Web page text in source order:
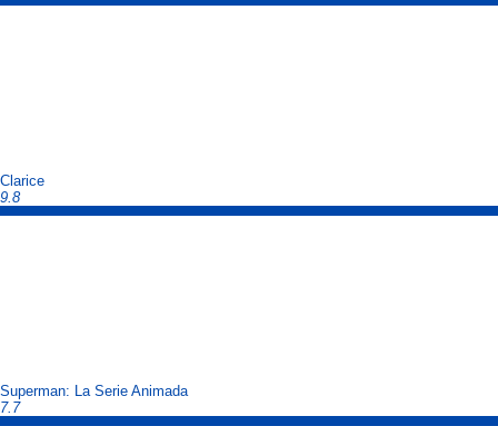
Clarice
9.8
Superman: La Serie Animada
7.7